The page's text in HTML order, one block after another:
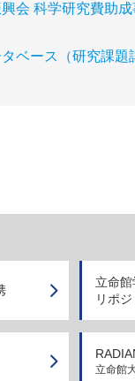
会 科学研究費助
ベース（研究課題
立命
リポジ
立命館